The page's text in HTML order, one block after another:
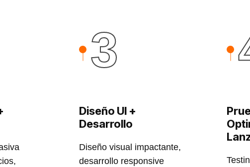
3
Diseño UI +
Desarrollo
Diseño visual impactante,
desarrollo responsive